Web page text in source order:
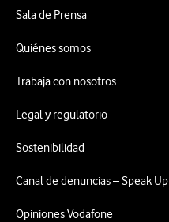
Sala de Prensa
Quiénes somos
Trabaja con nosotros
Legal y regulatorio
Sostenibilidad
Canal de denuncias – Speak Up
Opiniones Vodafone